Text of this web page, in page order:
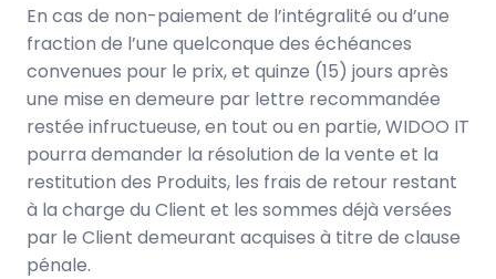
En cas de non-paiement de l’intégralité ou d’une
fraction de l’une quelconque des échéances
convenues pour le prix, et quinze (15) jours après
une mise en demeure par lettre recommandée
restée infructueuse, en tout ou en partie, WIDOO IT
pourra demander la résolution de la vente et la
restitution des Produits, les frais de retour restant
à la charge du Client et les sommes déjà versées
par le Client demeurant acquises à titre de clause
pénale.